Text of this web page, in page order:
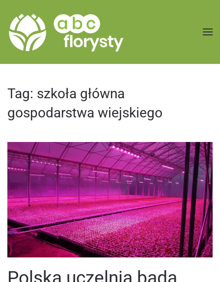
Przejdź do treści głównej
Tag: szkoła główna
gospodarstwa wiejskiego